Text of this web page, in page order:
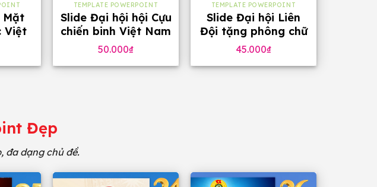
Mặt
Việt
TEMPLATE POWERPOINT
Slide Đại hội hội Cựu
chiến binh Việt Nam
46 trang, tặng
50.000₫
TEMPLATE POWERPOINT
Slide Đại hội Liên
Đội tặng phông chữ
đẹp
45.000₫
Đẹp
đa dạng chủ đề.